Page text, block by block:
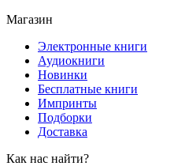
Магазин
Электронные книги
Аудиокниги
Новинки
Бесплатные книги
Импринты
Подборки
Доставка
Как нас найти?